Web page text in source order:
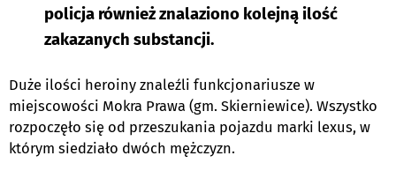
policja również znalaziono kolejną ilość
zakazanych substancji.
Duże ilości heroiny znaleźli funkcjonariusze w
miejscowości Mokra Prawa (gm. Skierniewice). Wszystko
rozpoczęło się od przeszukania pojazdu marki lexus, w
którym siedziało dwóch mężczyzn.